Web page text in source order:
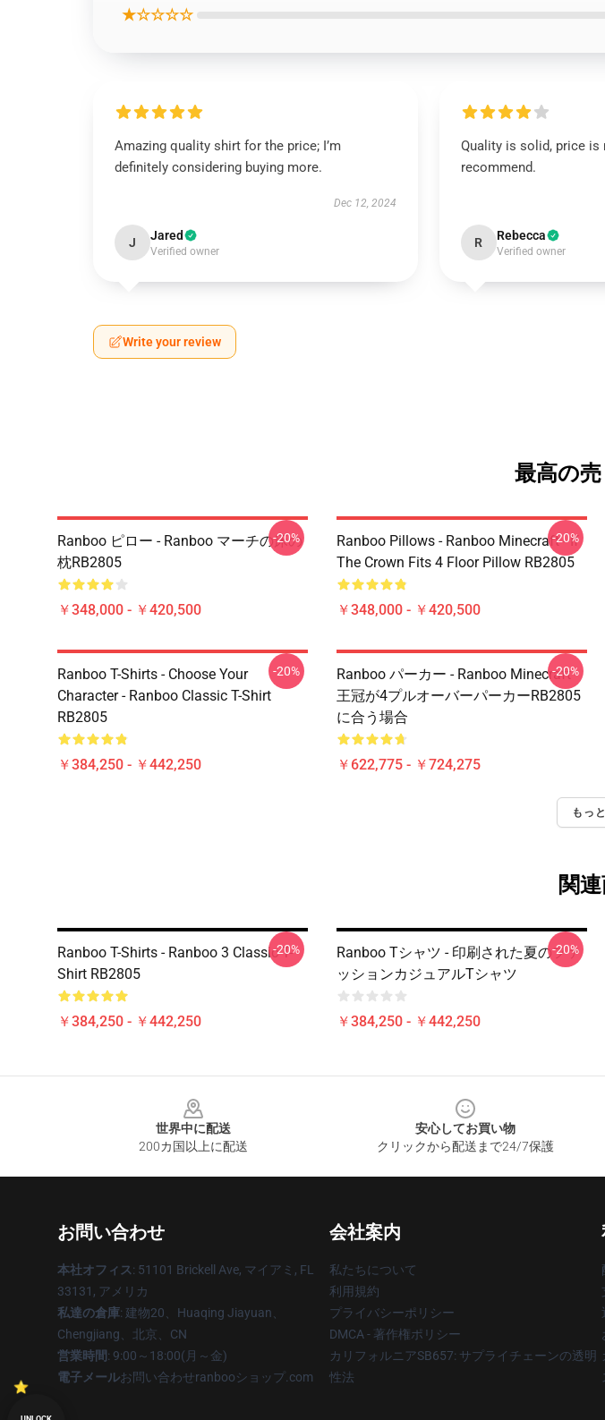
★☆☆☆☆
Amazing quality shirt for the price; I’m
definitely considering buying more.
Dec 12, 2024
J Jared
Verified owner
Quality is solid, price is
recommend.
R Rebecca
Verified owner
Write your review
最高の
Ranboo ピロー - Ranboo マーチの床の
枕RB2805
￥348,000 - ￥420,500
-20%
Ranboo Pillows - Ranboo Minecraft - If
The Crown Fits 4 Floor Pillow RB2805
￥348,000 - ￥420,500
-20%
Ranboo T-Shirts - Choose Your
Character - Ranboo Classic T-Shirt
RB2805
￥384,250 - ￥442,250
-20%
Ranboo パーカー - Ranboo Minecraft -
王冠が4プルオーバーパーカーRB2805
に合う場合
￥622,775 - ￥724,275
-20%
もっ
関
Ranboo T-Shirts - Ranboo 3 Classic T-
Shirt RB2805
￥384,250 - ￥442,250
-20%
Ranboo Tシャツ - 印刷された夏のファ
ッションカジュアルTシャツ
￥384,250 - ￥442,250
-20%
世界中に配送
200カ国以上に配送
安心してお買い物
クリックから配送まで24/7保護
お問い合わせ
本社オフィス: 51101 Brickell Ave, マイアミ, FL
33131, アメリカ
私達の倉庫: 建物20、Huaqing Jiayuan、
Chengjiang、北京、CN
営業時間: 9:00～18:00(月～金)
電子メールお問い合わせranbooショップ.com
会社案内
私たちについて
利用規約
プライバシーポリシー
DMCA - 著作権ポリシー
カリフォルニアSB657: サプライチェーンの透明
性法